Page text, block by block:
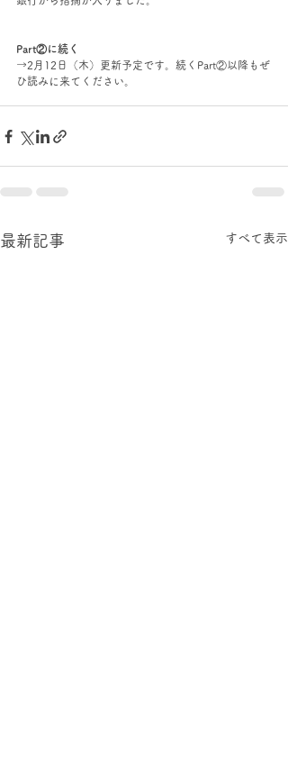
Part②に続く
→2月12日（木）更新予定です。続くPart②以降もぜ
ひ読みに来てください。
最新記事 すべて表示